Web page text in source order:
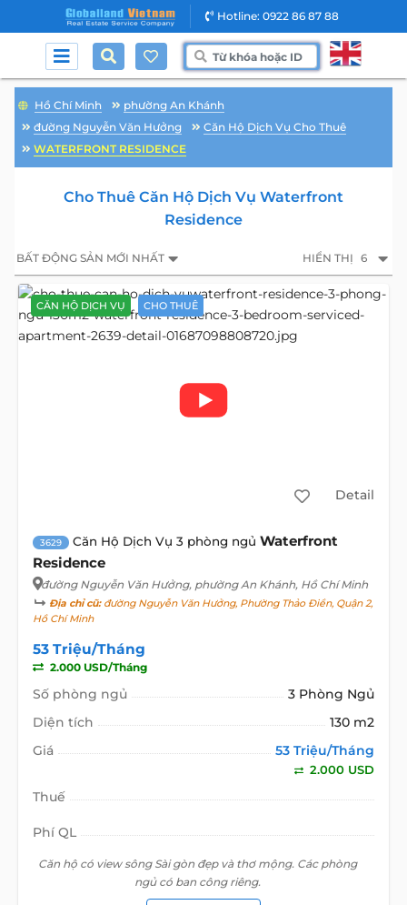
Hotline: 0922 86 87 88
Hồ Chí Minh
phường An Khánh
đường Nguyễn Văn Hưởng
Căn Hộ Dịch Vụ Cho Thuê
WATERFRONT RESIDENCE
Cho Thuê Căn Hộ Dịch Vụ Waterfront
Residence
BẤT ĐỘNG SẢN MỚI NHẤT HIỂN THỊ 6
CĂN HỘ DỊCH VỤ CHO THUÊ
Detail
3629 Căn Hộ Dịch Vụ 3 phòng ngủ Waterfront
Residence
đường Nguyễn Văn Hưởng, phường An Khánh, Hồ Chí Minh
Địa chỉ cũ:đường Nguyễn Văn Hưởng, Phường Thảo Điền, Quận 2,
Hồ Chí Minh
53 Triệu/Tháng
2.000 USD/Tháng
Số phòng ngủ
3 Phòng Ngủ
Diện tích
130 m2
Giá
53 Triệu/Tháng
2.000 USD
Thuế
Phí QL
Căn hộ có view sông Sài gòn đẹp và thơ mộng. Các phòng
ngủ có ban công riêng.